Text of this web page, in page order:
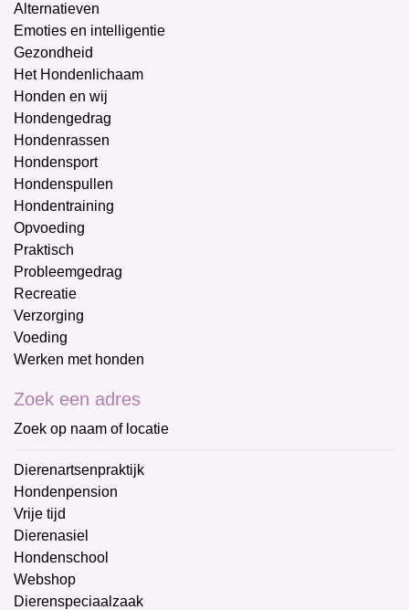
Alternatieven
Emoties en intelligentie
Gezondheid
Het Hondenlichaam
Honden en wij
Hondengedrag
Hondenrassen
Hondensport
Hondenspullen
Hondentraining
Opvoeding
Praktisch
Probleemgedrag
Recreatie
Verzorging
Voeding
Werken met honden
Zoek een adres
Zoek op naam of locatie
Dierenartsenpraktijk
Hondenpension
Vrije tijd
Dierenasiel
Hondenschool
Webshop
Dierenspeciaalzaak